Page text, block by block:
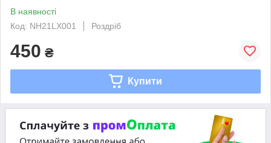
В наявності
Код: NH21LX001
Роздріб
450 ₴
Купити